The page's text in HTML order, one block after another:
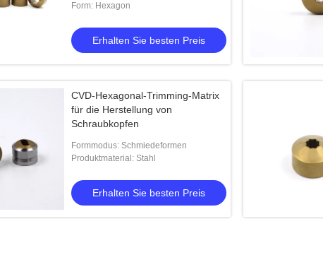
Form: Hexagon
Erhalten Sie besten Preis
CVD-Hexagonal-Trimming-Matrix
für die Herstellung von
Schraubkopfen
Formmodus: Schmiedeformen
Produktmaterial: Stahl
Erhalten Sie besten Preis